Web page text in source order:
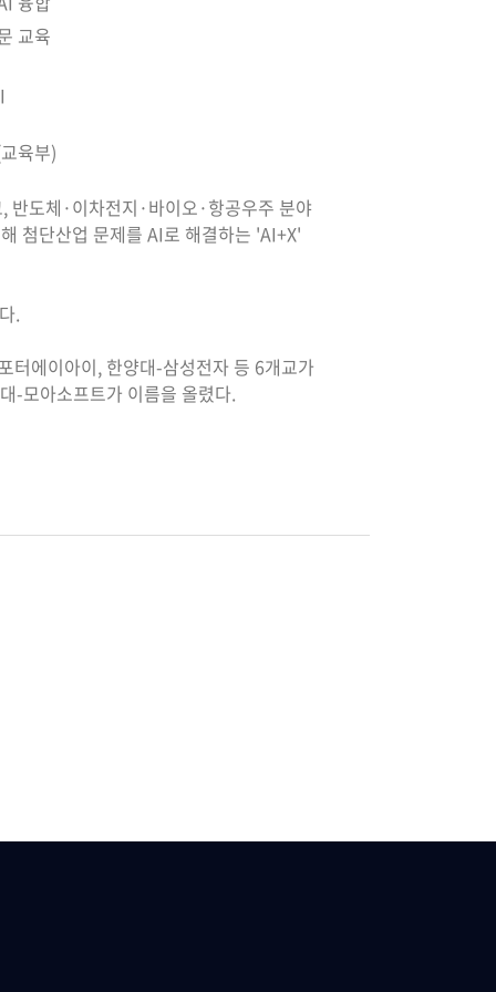
교육
육부)
반도체·이차전지·바이오·항공우주 분야
첨단산업 문제를 AI로 해결하는 'AI+X'
.
터에이아이, 한양대-삼성전자 등 6개교가
-모아소프트가 이름을 올렸다.